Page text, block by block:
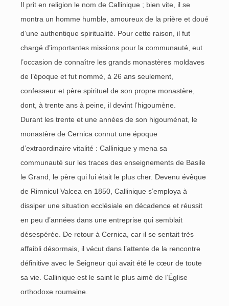
Il prit en religion le nom de Callinique ; bien vite, il se
montra un homme humble, amoureux de la prière et doué
d’une authentique spiritualité. Pour cette raison, il fut
chargé d’importantes missions pour la communauté, eut
l’occasion de connaître les grands monastères moldaves
de l’époque et fut nommé, à 26 ans seulement,
confesseur et père spirituel de son propre monastère,
dont, à trente ans à peine, il devint l’higoumène.
Durant les trente et une années de son higouménat, le
monastère de Cernica connut une époque
d’extraordinaire vitalité : Callinique y mena sa
communauté sur les traces des enseignements de Basile
le Grand, le père qui lui était le plus cher. Devenu évêque
de Rimnicul Valcea en 1850, Callinique s’employa à
dissiper une situation ecclésiale en décadence et réussit
en peu d’années dans une entreprise qui semblait
désespérée. De retour à Cernica, car il se sentait très
affaibli désormais, il vécut dans l’attente de la rencontre
définitive avec le Seigneur qui avait été le cœur de toute
sa vie. Callinique est le saint le plus aimé de l’Église
orthodoxe roumaine.